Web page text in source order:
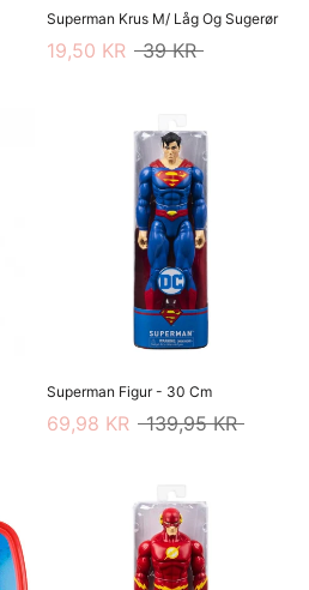
Superman Krus M/ Låg Og Sugerør
19,50 KR 39 KR
Superman Figur - 30 Cm
69,98 KR 139,95 KR